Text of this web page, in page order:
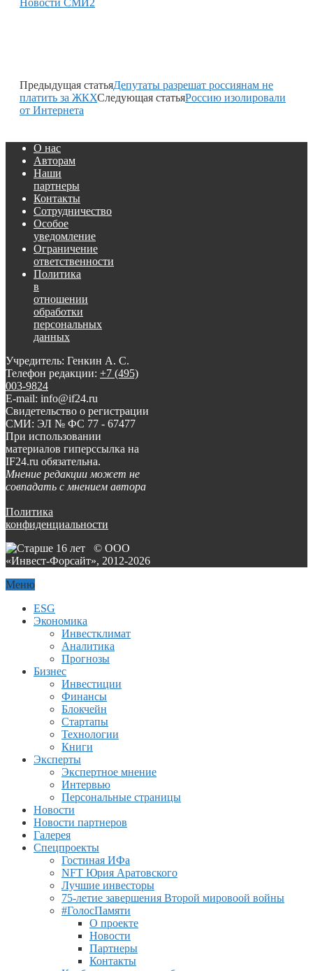
Новости СМИ2
Предыдущая статьяДепутаты разрешат россиянам не
платить за ЖКХСледующая статьяРоссию изолировали
от Интернета
О нас
Авторам
Наши
партнеры
Контакты
Сотрудничество
Особое
уведомление
Ограничение
ответственности
Политика
в
отношении
обработки
персональных
данных
Учредитель: Генкин А. С.
Телефон редакции: +7 (495)
003-9824
E-mail: info@if24.ru
Свидетельство о регистрации
СМИ: ЭЛ № ФС 77 - 67477
При использовании
материалов гиперссылка на
IF24.ru обязательна.
Мнение редакции может не
совпадать с мнением автора
Политика
конфиденциальности
© ООО
«Инвест-Форсайт», 2012-2026
Меню
ESG
Экономика
Инвестклимат
Аналитика
Прогнозы
Бизнес
Инвестиции
Финансы
Блокчейн
Стартапы
Технологии
Книги
Эксперты
Экспертное мнение
Интервью
Персональные страницы
Новости
Новости партнеров
Галерея
Спецпроекты
Гостиная ИФа
NFT Юрия Аратовского
Лучшие инвесторы
75-летие завершения Второй мировоой войны
#ГолосПамяти
О проекте
Новости
Партнеры
Контакты